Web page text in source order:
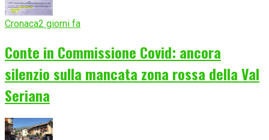
Cronaca2 giorni fa
Conte in Commissione Covid: ancora
silenzio sulla mancata zona rossa della Val
Seriana